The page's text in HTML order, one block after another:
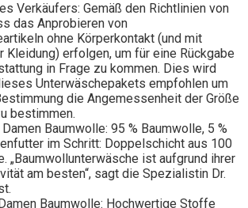
Verkäufers: Gemäß den Richtlinien von
das Anprobieren von
ohne Körperkontakt (und mit
Kleidung) erfolgen, um für eine Rückgabe
in Frage zu kommen. Dies wird
Unterwäschepakets empfohlen um
die Angemessenheit der Größe
bestimmen.
Baumwolle: 95 % Baumwolle, 5 %
im Schritt: Doppelschicht aus 100
„Baumwollunterwäsche ist aufgrund ihrer
am besten“, sagt die Spezialistin Dr.
Baumwolle: Hochwertige Stoffe